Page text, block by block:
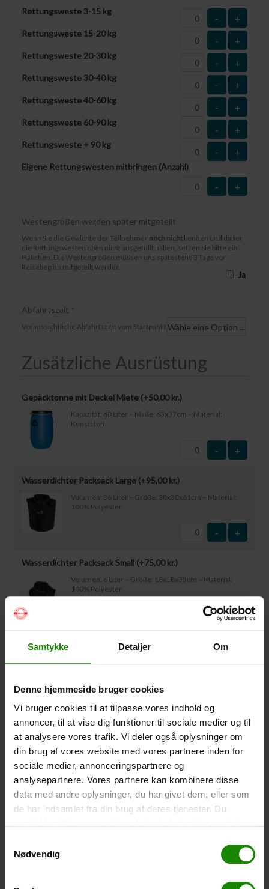
Samtykke Detaljer Om
Denne hjemmeside bruger cookies
Vi bruger cookies til at tilpasse vores indhold og
annoncer, til at vise dig funktioner til sociale medier og til
at analysere vores trafik. Vi deler også oplysninger om
din brug af vores website med vores partnere inden for
sociale medier, annonceringspartnere og
analysepartnere. Vores partnere kan kombinere disse
data med andre oplysninger, du har givet dem, eller som
de har indsamlet fra din brug af deres tjenester. Du
Nødvendig
Rettungsweste 3-15 kg
- +
Rettungsweste 15-20 kg
- +
Rettungsweste 20-30 kg
- +
Rettungsweste 30-40 kg
- +
Rettungsweste 40-60 kg
- +
Rettungsweste 60-90 kg
- +
Rettungsweste + 90 kg
- +
Eigene Rettungswesten mitbringen (Anzahl)
- +
Westengrößen werden später mitgeteilt
Wenn Sie die Gewichte der Teilnehmer noch nicht kennen und daher
die Rettungswesten oben nicht ausgefüllt haben, setzen Sie bitte ein
Häkchen. Die Westengrößen müssen uns spätestens 3 Tage vor
Reisebeginn mitgeteilt werden
Ja
Abfahrtszeit *
Voraussichtliche Abfahrtszeit vom Startpunkt
Zusätzliche Ausrüstung
Gepäcktonne mit Deckel Miete (+50,00 kr.)
Kapazität: 60 Liter – Maße: 63x37cm – Material:
Kunststoff
- +
Wasserdichter Packsack Large (+95,00kr.)
Volumen: 36 Liter – Größe: 30x30x61cm – Material:
100% Polyester
- +
Wasserdichter Packsack Small (+75,00kr.)
Volumen: 6 Liter – Größe: 18x18x35cm – Material:
100% Polyester
- +
Wasserdichte Smartphone-Hülle (+
Größe: 22,5×11,5cm. Das Telefon kann bedient
Zelt – Grand Canyon Topeka 4 (+750,00kr.)
Personenanzahl: 4 – Klicken Sie auf das Bild, um die
Zeltgröße zu sehen.
-